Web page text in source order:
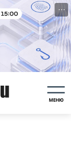
···
МЕНЮ